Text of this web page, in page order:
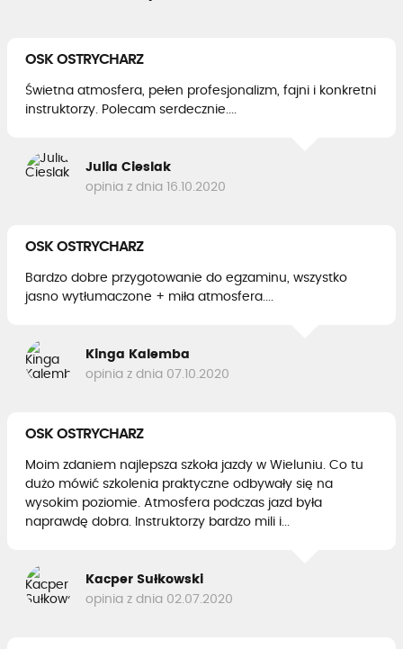
OSK OSTRYCHARZ
Świetna atmosfera, pełen profesjonalizm, fajni i konkretni
instruktorzy. Polecam serdecznie....
Julia Cieslak
opinia z dnia 16.10.2020
OSK OSTRYCHARZ
Bardzo dobre przygotowanie do egzaminu, wszystko
jasno wytłumaczone + miła atmosfera....
Kinga Kalemba
opinia z dnia 07.10.2020
OSK OSTRYCHARZ
Moim zdaniem najlepsza szkoła jazdy w Wieluniu. Co tu
dużo mówić szkolenia praktyczne odbywały się na
wysokim poziomie. Atmosfera podczas jazd była
naprawdę dobra. Instruktorzy bardzo mili i...
Kacper Sułkowski
opinia z dnia 02.07.2020